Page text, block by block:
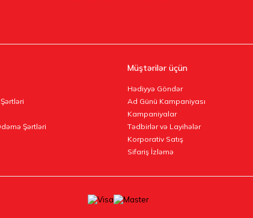
Şərtləri
Müştərilər üçün
Hədiyyə Göndər
Ad Günü Kampaniyası
Kampaniyalar
Tədbirlər və Layihələr
Korporativ Satış
Sifariş İzləmə